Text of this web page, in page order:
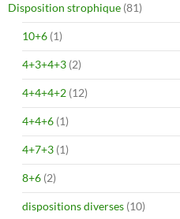
Disposition strophique (81)
10+6 (1)
4+3+4+3 (2)
4+4+4+2 (12)
4+4+6 (1)
4+7+3 (1)
8+6 (2)
dispositions diverses (10)